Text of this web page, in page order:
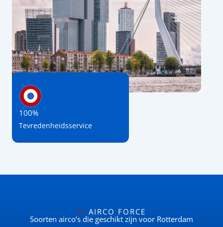
100%
Tevredenheidsservice
// AIRCO FORCE
Soorten airco’s die geschikt zijn voor Rotterdam